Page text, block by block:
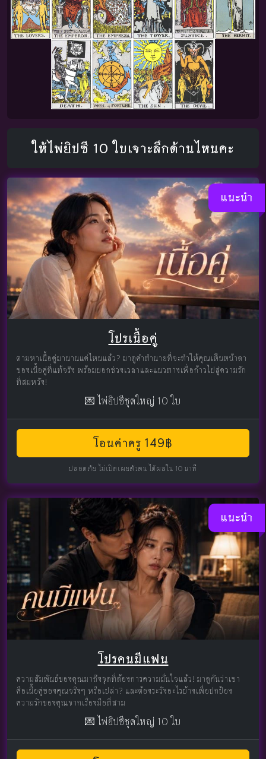
ให้ไพ่ยิปซี 10 ใบเจาะลึกด้านไหนคะ
แนะนำ
โปรเนื้อคู่
ตามหาเนื้อคู่มานานแค่ไหนแล้ว? มาดูคำทำนายที่จะทำให้คุณเห็นหน้าตา
ของเนื้อคู่ที่แท้จริง พร้อมบอกช่วงเวลาและแนวทางเพื่อก้าวไปสู่ความรัก
ที่สมหวัง!
💌 ไพ่ยิปซีชุดใหญ่ 10 ใบ
โอนค่าครู 149฿
ปลอดภัย ไม่เปิดเผยตัวตน ได้ผลใน 10 นาที
แนะนำ
โปรคนมีแฟน
ความสัมพันธ์ของคุณมาถึงจุดที่ต้องการความมั่นใจแล้ว! มาดูกันว่าเขา
คือเนื้อคู่ของคุณจริงๆ หรือเปล่า? และต้องระวังอะไรบ้างเพื่อปกป้อง
ความรักของคุณจากเรื่องมือที่สาม
💌 ไพ่ยิปซีชุดใหญ่ 10 ใบ